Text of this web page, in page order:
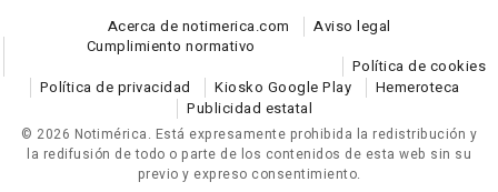
Acerca de notimerica.com
Aviso legal
Cumplimiento normativo
Política de cookies
Política de privacidad
Kiosko Google Play
Hemeroteca
Publicidad estatal
© 2026 Notimérica. Está expresamente prohibida la redistribución y
la redifusión de todo o parte de los contenidos de esta web sin su
previo y expreso consentimiento.